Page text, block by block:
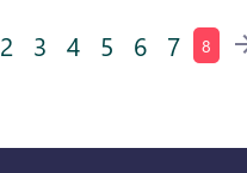
2 3 4 5 6 7 8